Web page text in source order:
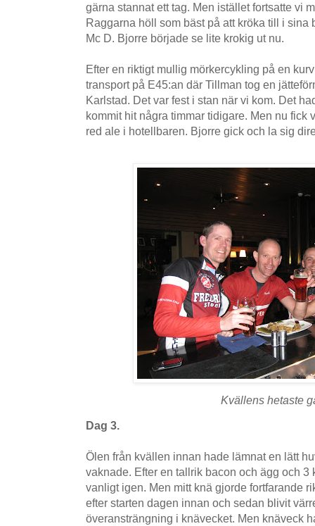
gärna stannat ett tag. Men istället fortsatte vi
Raggarna höll som bäst på att kröka till i sina
Mc D. Bjorre började se lite krokig ut nu.
Efter en riktigt mullig mörkercykling på en
transport på E45:an där Tillman tog en
Karlstad. Det var fest i stan när vi kom. Det
kommit hit några timmar tidigare. Men nu fick
red ale i hotellbaren. Bjorre gick och la sig
Kvällens hetaste
Dag 3.
Ölen från kvällen innan hade lämnat en lätt
vaknade. Efter en tallrik bacon och ägg och 3
vanligt igen. Men mitt knä gjorde fortfarande
efter starten dagen innan och sedan blivit
överansträngning i knävecket. Men knäveck